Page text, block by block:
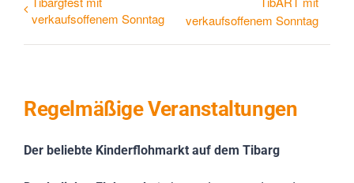
verkaufsoffenem Sonntag
verkaufsoffenem Sonntag
Regelmäßige Veranstaltungen
Der beliebte Kinderflohmarkt auf dem Tibarg